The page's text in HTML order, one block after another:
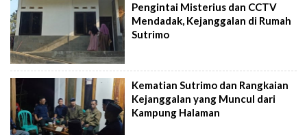
Pengintai Misterius dan CCTV
Mendadak, Kejanggalan di Rumah
Sutrimo
Kematian Sutrimo dan Rangkaian
Kejanggalan yang Muncul dari
Kampung Halaman